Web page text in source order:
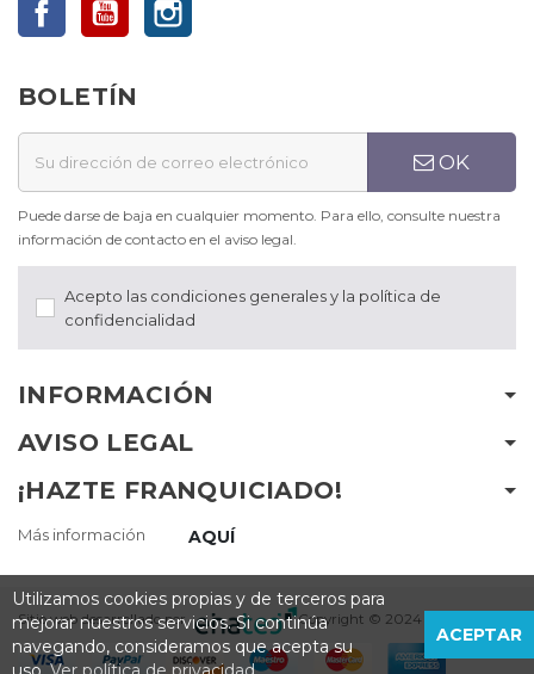
BOLETÍN
OK
Puede darse de baja en cualquier momento. Para ello, consulte nuestra
información de contacto en el aviso legal.
Acepto las condiciones generales y la política de
confidencialidad
INFORMACIÓN
AVISO LEGAL
¡HAZTE FRANQUICIADO!
Más información AQUÍ
Sitio web desarrollado por Copyright © 2024
Utilizamos cookies propias y de terceros para
mejorar nuestros servicios. Si continúa
navegando, consideramos que acepta su
ACEPTAR